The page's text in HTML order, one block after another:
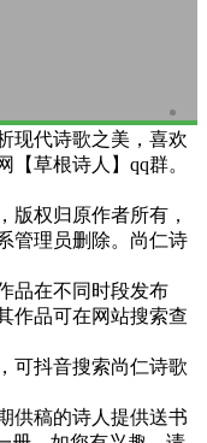
现代诗歌之美，喜欢
草根诗人】qq群。
版权归原作者所有，
管理员删除。尚仁诗
品在不同时段发布
作品可在网站搜索查
可抖音搜索尚仁诗歌
供稿的诗人提供送书